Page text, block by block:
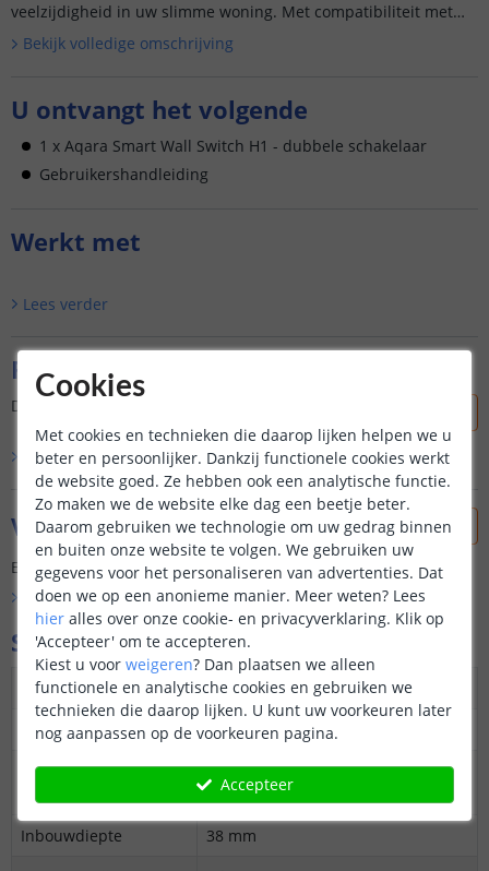
veelzijdigheid in uw slimme woning. Met compatibiliteit met
Zigbee 3.0 en verschillende slimme functies, biedt deze
schakel...
Bekijk volledige omschrijving
U ontvangt het volgende
1 x Aqara Smart Wall Switch H1 - dubbele schakelaar
Gebruikershandleiding
Werkt met
Lees verder
Reviews
Dit product is nog niet beoordeeld door onze klanten.
Bekijk alle 0 reviews
Vraag & antwoord
Er is nog geen vraag gesteld over dit product.
Bekijk alle Vraag & antwoord
Specificaties
Protocol
Zigbee 3.0
Kleur
Wit
Maximale
8A per schakelaar
Inbouwdiepte
38 mm
Cookies
Met cookies en technieken die daarop lijken helpen we u
beter en persoonlijker. Dankzij functionele cookies werkt
de website goed. Ze hebben ook een analytische functie.
Zo maken we de website elke dag een beetje beter.
Daarom gebruiken we technologie om uw gedrag binnen
en buiten onze website te volgen. We gebruiken uw
gegevens voor het personaliseren van advertenties. Dat
doen we op een anonieme manier. Meer weten? Lees
hier alles over onze cookie- en privacyverklaring. Klik op
'Accepteer' om te accepteren.
Kiest u voor weigeren? Dan plaatsen we alleen
functionele en analytische cookies en gebruiken we
technieken die daarop lijken. U kunt uw voorkeuren later
nog aanpassen op de voorkeuren pagina.
Accepteer